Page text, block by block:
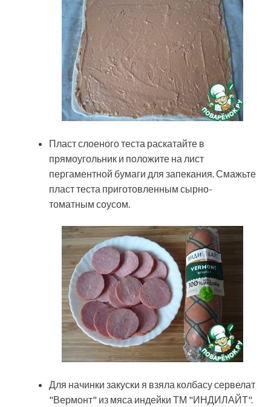
Пласт слоеного теста раскатайте в
прямоугольник и положите на лист
пергаментной бумаги для запекания. Смажьте
пласт теста приготовленным сырно-
томатным соусом.
Для начинки закуски я взяла колбасу сервелат
"Вермонт" из мяса индейки ТМ "ИНДИЛАЙТ".